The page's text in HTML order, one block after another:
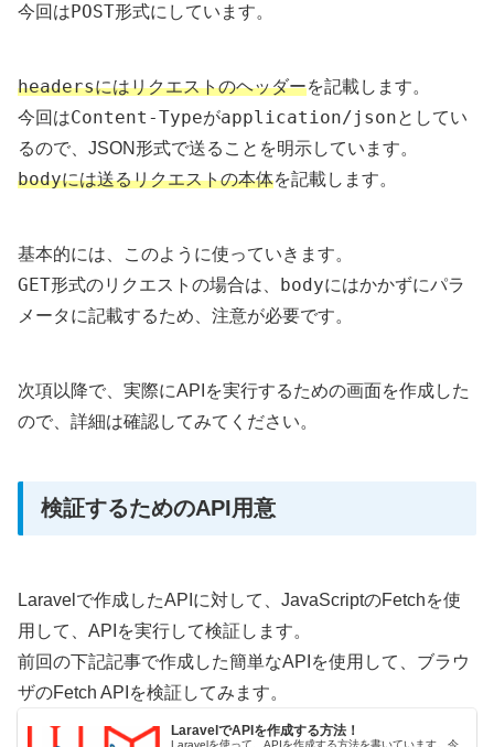
今回はPOST形式にしています。
headersにはリクエストのヘッダーを記載します。
今回はContent-Typeがapplication/jsonとしてい
るので、JSON形式で送ることを明示しています。
bodyには送るリクエストの本体を記載します。
基本的には、このように使っていきます。
GET形式のリクエストの場合は、 bodyにはかかずにパラ
メータに記載するため、注意が必要です。
次項以降で、実際にAPIを実行するための画面を作成した
ので、詳細は確認してみてください。
検証するためのAPI用意
Laravelで作成したAPIに対して、JavaScriptのFetchを使
用して、APIを実行して検証します。
前回の下記記事で作成した簡単なAPIを使用して、ブラウ
ザのFetch APIを検証してみます。
LaravelでAPIを作成する方法！
Laravelを使って、APIを作成する方法を書いています。今